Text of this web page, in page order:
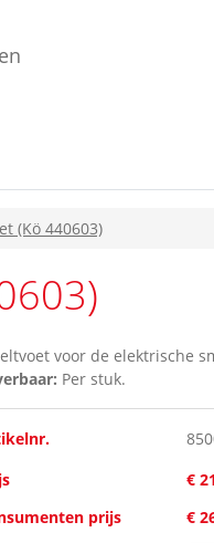
(Kö 440603)
voor de elektrische
Per stuk.
€
prijs €